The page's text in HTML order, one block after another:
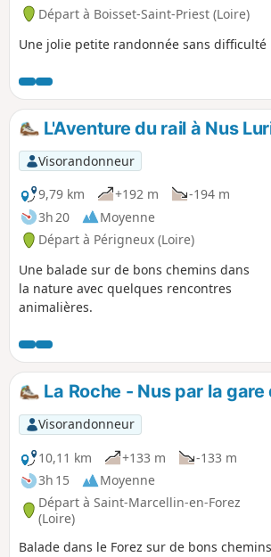
Départ à Boisset-Saint-Priest (Loire)
Une jolie petite randonnée sans
L'Aventure du rail à Nus
Visorandonneur
9,79 km
+192 m
-194 m
3h 20
Moyenne
Départ à Périgneux (Loire)
Une balade sur de bons chemins dans
la nature avec quelques rencontres
animalières.
La Roche - Nus par la
Visorandonneur
10,11 km
+133 m
-133 m
3h 15
Moyenne
Départ à Saint-Marcellin-en-Forez
(Loire)
Balade dans le Forez sur de bons